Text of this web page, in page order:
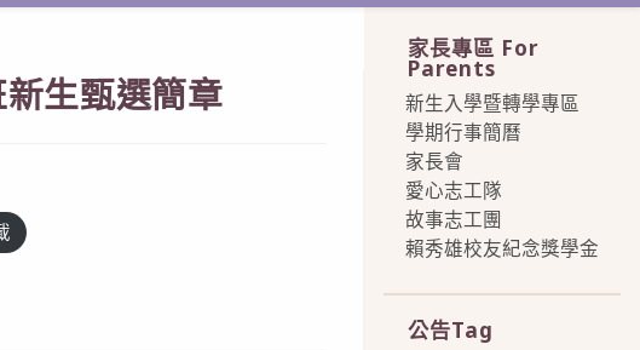
新生甄選簡章
家長專區 For
Parents
新生入學暨轉學專區
學期行事簡曆
家長會
愛心志工隊
故事志工團
賴秀雄校友紀念獎學金
公告Tag